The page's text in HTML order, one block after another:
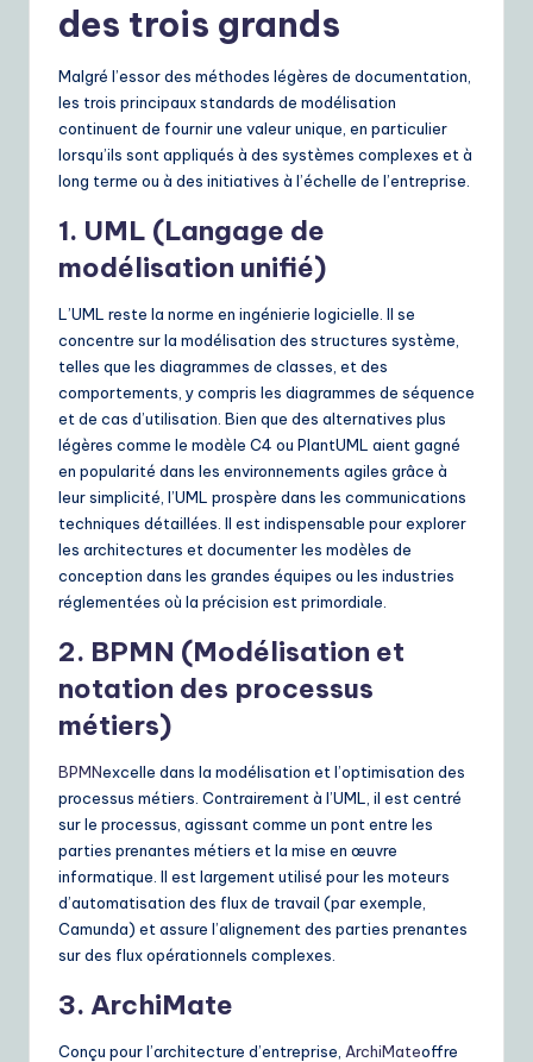
G
d
A
&
o
ft
w
lu
ti
o
des trois grands
Malgré l’essor des méthodes légères de documentation,
les trois principaux standards de modélisation
continuent de fournir une valeur unique, en particulier
lorsqu’ils sont appliqués à des systèmes complexes et à
long terme ou à des initiatives à l’échelle de l’entreprise.
1. UML (Langage de
modélisation unifié)
L’UML reste la norme en ingénierie logicielle. Il se
concentre sur la modélisation des structures système,
telles que les diagrammes de classes, et des
comportements, y compris les diagrammes de séquence
et de cas d’utilisation. Bien que des alternatives plus
légères comme le modèle C4 ou PlantUML aient gagné
en popularité dans les environnements agiles grâce à
leur simplicité, l’UML prospère dans les communications
techniques détaillées. Il est indispensable pour explorer
les architectures et documenter les modèles de
conception dans les grandes équipes ou les industries
réglementées où la précision est primordiale.
2. BPMN (Modélisation et
notation des processus
métiers)
BPMNexcelle dans la modélisation et l’optimisation des
processus métiers. Contrairement à l’UML, il est centré
sur le processus, agissant comme un pont entre les
parties prenantes métiers et la mise en œuvre
informatique. Il est largement utilisé pour les moteurs
d’automatisation des flux de travail (par exemple,
Camunda) et assure l’alignement des parties prenantes
sur des flux opérationnels complexes.
3. ArchiMate
Conçu pour l’architecture d’entreprise, ArchiMateoffre